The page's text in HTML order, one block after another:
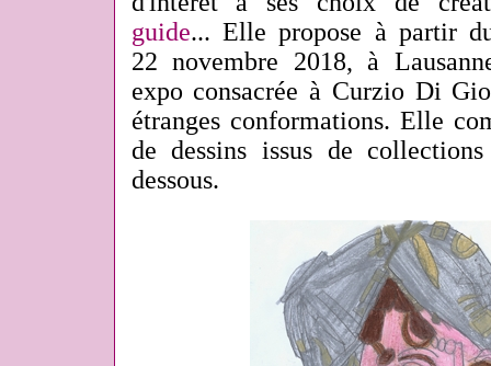
guide... Elle propose à partir
22 novembre 2018, à
expo consacrée à Curzio Di
étranges conformations. Elle
de dessins issus de
dessous.